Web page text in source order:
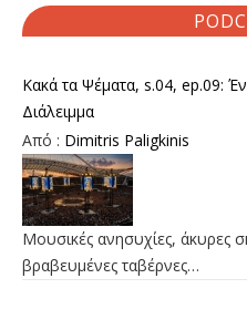
Κακά τα Ψέματα, s.04, ep.09:
Διάλειμμα
Από : Dimitris Paligkinis
Μουσικές ανησυχίες, άκυρες
βραβευμένες ταβέρνες…